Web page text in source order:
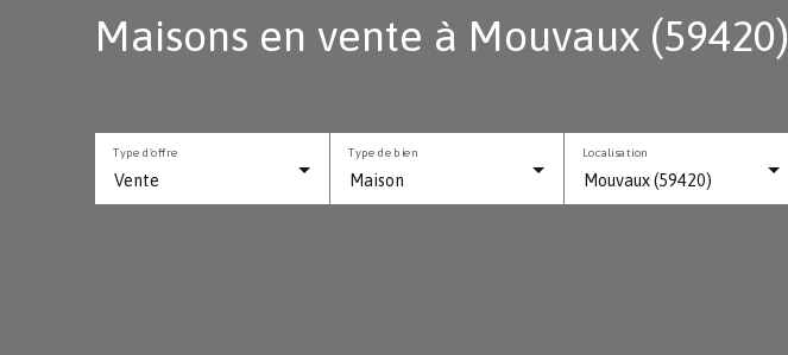
Maisons en vente à Mouvaux (59420)
Vente
Type d'offre
Maison
Type de bien
Mouvaux (59420)
Localisation